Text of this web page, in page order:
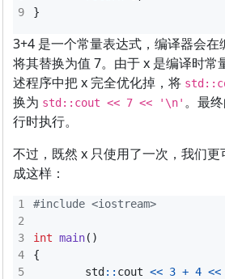
9
}
3+4 是一个常量表达式，编译器会在
将其替换为值 7。由于 x 是编译时常
述程序中把 x 完全优化掉，将
换为 std::cout << 7 << '\n' 。最
行时执行。
不过，既然 x 只使用了一次，我们
成这样：
3
4
5
#include <iostream>
int main()
{
std :: cout << 3 + 4 <<